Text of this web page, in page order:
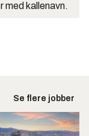
med kallenavn.
Se flere jobber